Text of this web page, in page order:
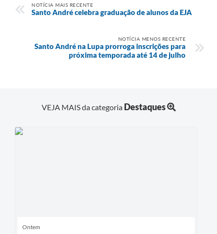
NOTÍCIA MAIS RECENTE
Santo André celebra graduação de alunos da EJA
NOTÍCIA MENOS RECENTE
Santo André na Lupa prorroga inscrições para
próxima temporada até 14 de julho
VEJA MAIS da categoria Destaques
Ontem